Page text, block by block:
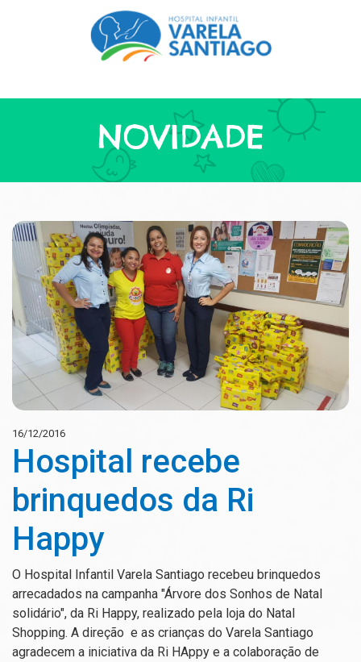
NOVIDADE
16/12/2016
Hospital recebe
brinquedos da Ri
Happy
O Hospital Infantil Varela Santiago recebeu brinquedos
arrecadados na campanha "Árvore dos Sonhos de Natal
solidário", da Ri Happy, realizado pela loja do Natal
Shopping. A direção e as crianças do Varela Santiago
agradecem a iniciativa da Ri HAppy e a colaboração de